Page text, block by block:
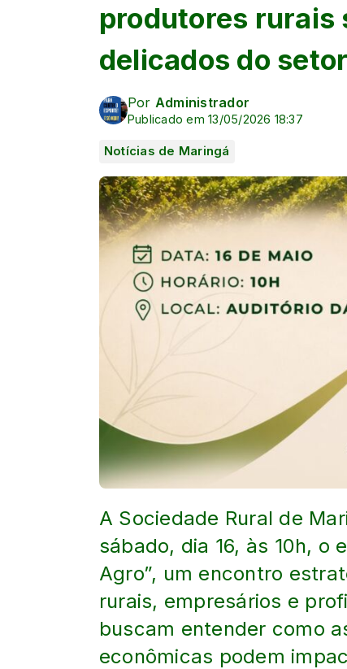
produtores rurais
delicados do setor
Por Administrador
Publicado em 13/05/2026 18:37
Notícias de Maringá
A Sociedade Rural de
sábado, dia 16, às 10h, o
Agro”, um encontro
rurais, empresários e
buscam entender como
econômicas podem